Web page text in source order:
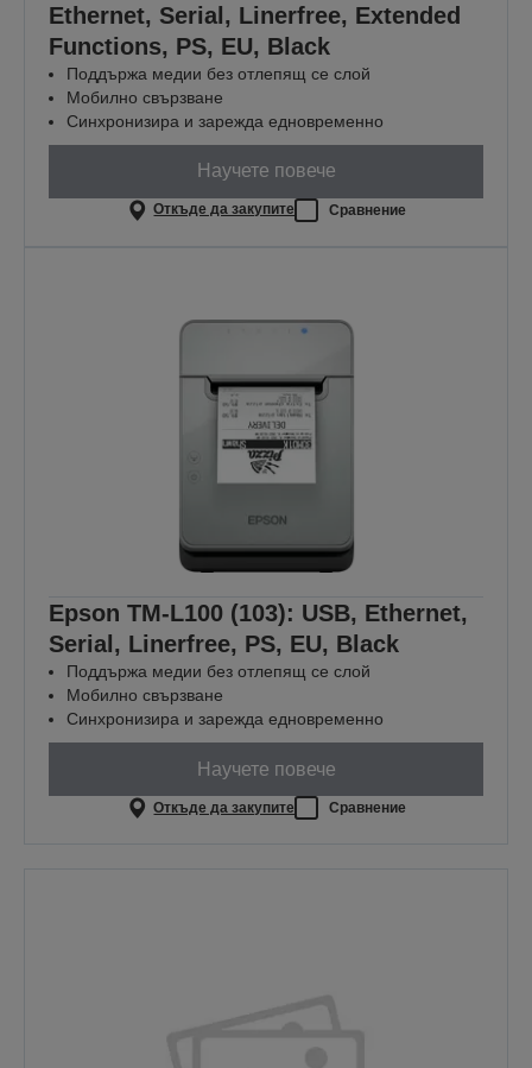
Ethernet, Serial, Linerfree, Extended
Functions, PS, EU, Black
Поддържа медии без отлепящ се слой
Мобилно свързване
Синхронизира и зарежда едновременно
Научете повече
Откъде да закупите Сравнение
Epson TM-L100 (103): USB, Ethernet,
Serial, Linerfree, PS, EU, Black
Поддържа медии без отлепящ се слой
Мобилно свързване
Синхронизира и зарежда едновременно
Научете повече
Откъде да закупите Сравнение